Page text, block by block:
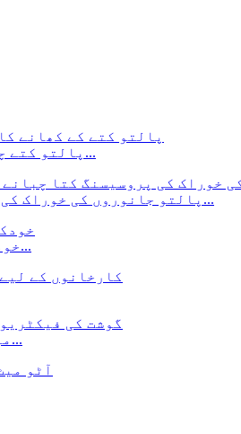
پالتو کتے چبانے والے کھانے کا تعارف اور تازہ گوشت کا مرغ...
پالتو جانوروں کی خوراک کی پروسیسنگ کتے کی ہڈیوں کے مولڈ فوڈ ٹریٹ کو چبا...
خودکار اعلیٰ صلاحیت والا برگر پیٹی بنانے والی مشین...
میٹر کے لیے خودکار چائنا چکن بریسٹ سلائسنگ مشین...